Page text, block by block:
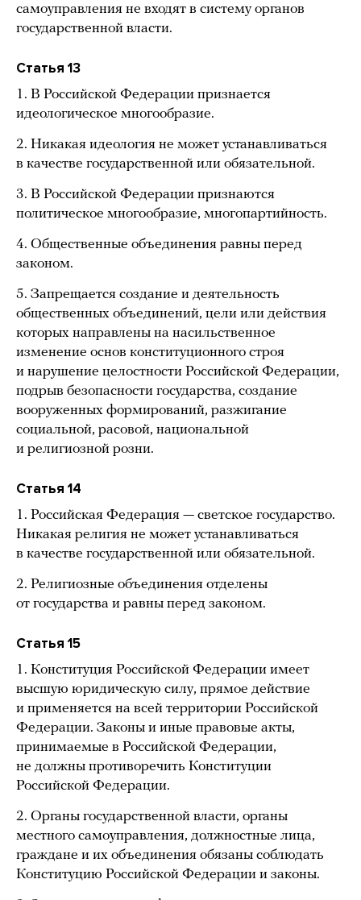
самоуправления не входят в систему органов
государственной власти.
Статья 13
1. В Российской Федерации признается
идеологическое многообразие.
2. Никакая идеология не может устанавливаться
в качестве государственной или обязательной.
3. В Российской Федерации признаются
политическое многообразие, многопартийность.
4. Общественные объединения равны перед
законом.
5. Запрещается создание и деятельность
общественных объединений, цели или действия
которых направлены на насильственное
изменение основ конституционного строя
и нарушение целостности Российской Федерации,
подрыв безопасности государства, создание
вооруженных формирований, разжигание
социальной, расовой, национальной
и религиозной розни.
Статья 14
1. Российская Федерация — светское государство.
Никакая религия не может устанавливаться
в качестве государственной или обязательной.
2. Религиозные объединения отделены
от государства и равны перед законом.
Статья 15
1. Конституция Российской Федерации имеет
высшую юридическую силу, прямое действие
и применяется на всей территории Российской
Федерации. Законы и иные правовые акты,
принимаемые в Российской Федерации,
не должны противоречить Конституции
Российской Федерации.
2. Органы государственной власти, органы
местного самоуправления, должностные лица,
граждане и их объединения обязаны соблюдать
Конституцию Российской Федерации и законы.